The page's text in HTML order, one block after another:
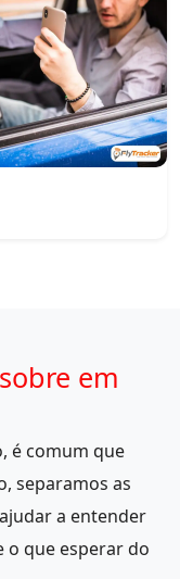
em
é comum que
separamos as
a entender
o que esperar do